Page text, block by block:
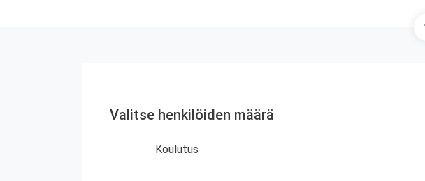
Valitse henkilöiden määrä
Koulutus